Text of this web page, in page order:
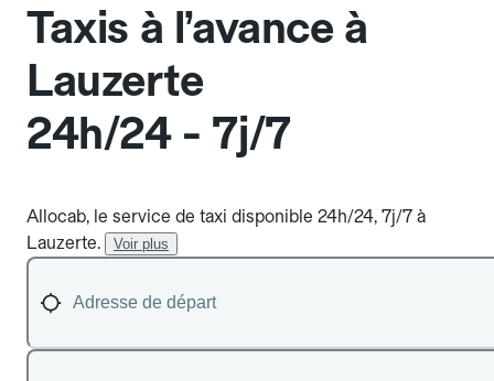
Taxis à l’avance à
Lauzerte
24h/24 - 7j/7
Allocab, le service de taxi disponible 24h/24, 7j/7 à
Lauzerte.
Voir plus